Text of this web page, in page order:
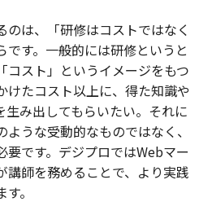
のは、「研修はコストではなく
す。一般的には研修というと
コスト」というイメージをもつ
けたコスト以上に、得た知識や
生み出してもらいたい。それに
うな受動的なものではなく、
要です。デジプロではWebマー
講師を務めることで、より実践
。